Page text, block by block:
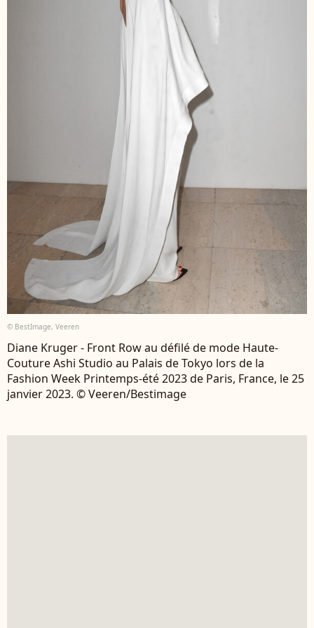
© BestImage, Veeren
Diane Kruger - Front Row au défilé de mode Haute-
Couture Ashi Studio au Palais de Tokyo lors de la
Fashion Week Printemps-été 2023 de Paris, France, le 25
janvier 2023. © Veeren/Bestimage